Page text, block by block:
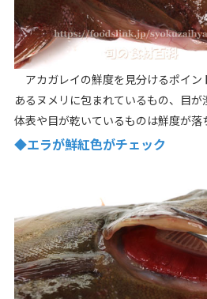
アカガレイの鮮度を見分けるポイン
あるヌメリに包まれているもの、目が
体表や目が乾いているものは鮮度が落
◆エラが鮮紅色がチェック